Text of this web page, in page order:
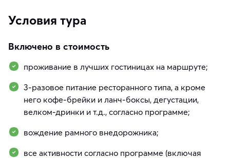
Условия тура
Включено в стоимость
проживание в лучших гостиницах на маршруте;
3-разовое питание ресторанного типа, а кроме
него кофе-брейки и ланч-боксы, дегустации,
велком-дринки и т.д., согласно программе;
вождение рамного внедорожника;
все активности согласно программе (включая